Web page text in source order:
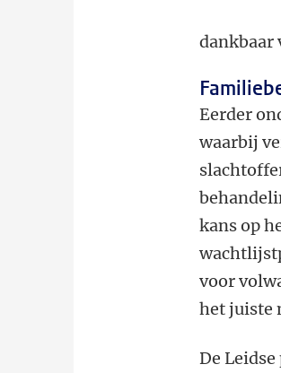
dankbaar
Eerder
waarbij
kans op
voor
het juiste
De